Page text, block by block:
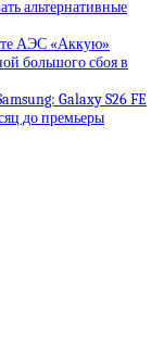
альтернативные
АЭС «Аккую»
большого сбоя в
Galaxy S26 FE
до премьеры